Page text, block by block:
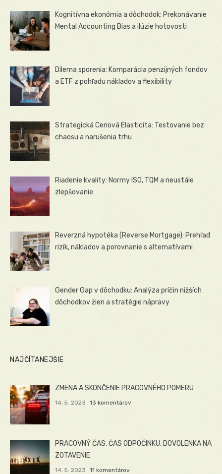
Kognitívna ekonómia a dôchodok: Prekonávanie
Mental Accounting Bias a ilúzie hotovosti
Dilema sporenia: Komparácia penzijných fondov
a ETF z pohľadu nákladov a flexibility
Strategická Cenová Elasticita: Testovanie bez
chaosu a narušenia trhu
Riadenie kvality: Normy ISO, TQM a neustále
zlepšovanie
Reverzná hypotéka (Reverse Mortgage): Prehľad
rizík, nákladov a porovnanie s alternatívami
Gender Gap v dôchodku: Analýza príčin nižších
dôchodkov žien a stratégie nápravy
NAJČÍTANEJŠIE
ZMENA A SKONČENIE PRACOVNÉHO POMERU
14. 5. 2023 13 komentárov
PRACOVNÝ ČAS, ČAS ODPOČINKU, DOVOLENKA NA
ZOTAVENIE
14. 5. 2023 11 komentárov